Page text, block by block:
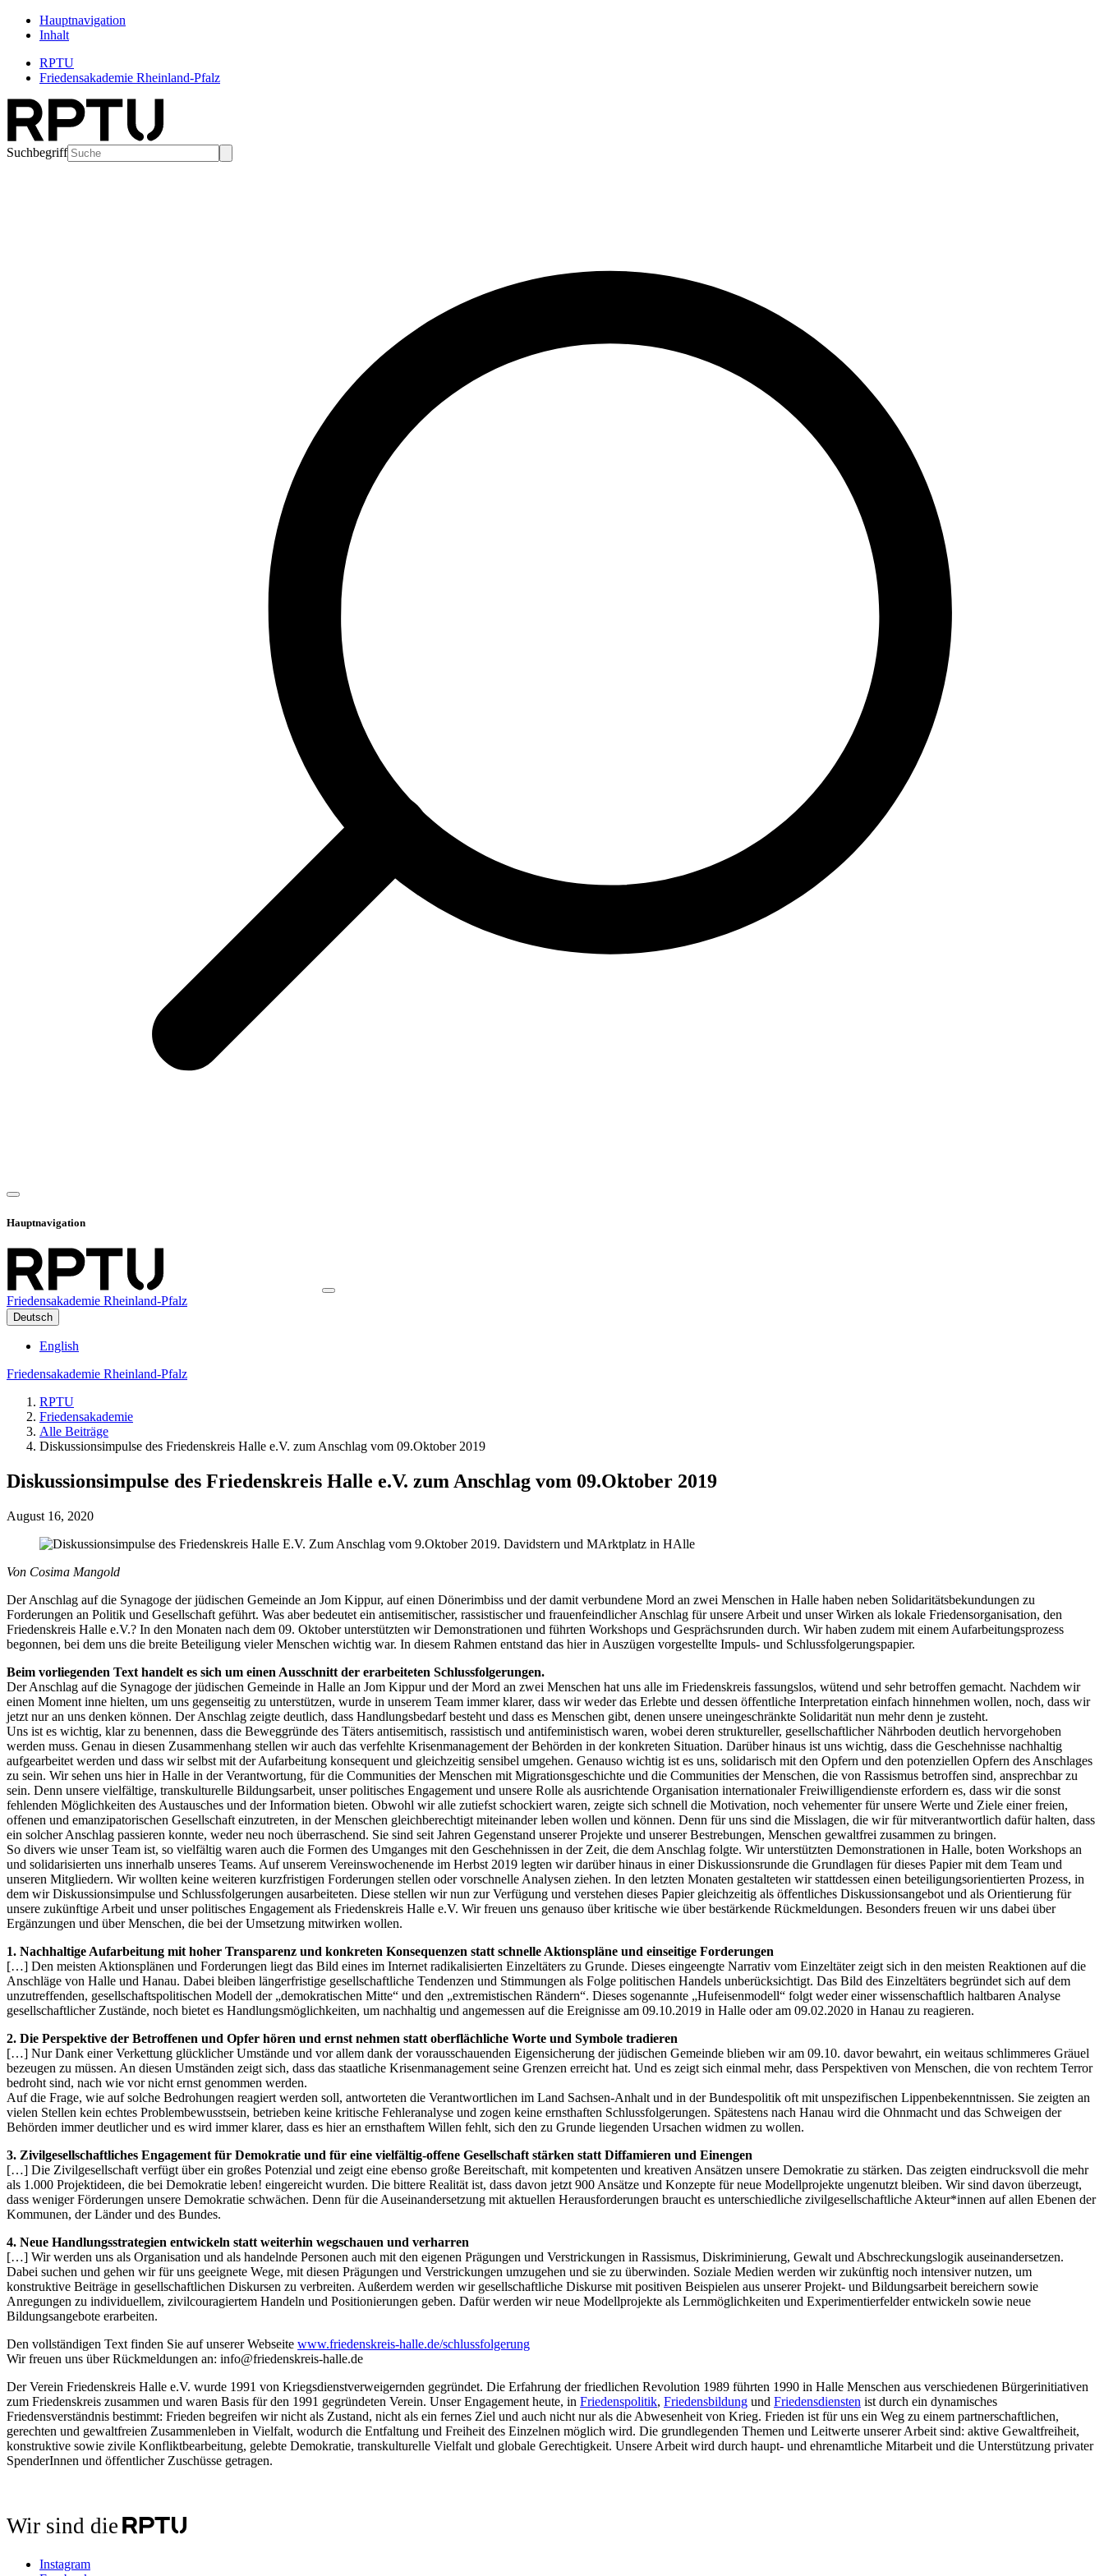
Hauptnavigation
Inhalt
RPTU
Friedensakademie Rheinland-Pfalz
Suchbegriff
Hauptnavigation
Friedensakademie Rheinland-Pfalz
Deutsch
English
Friedensakademie Rheinland-Pfalz
RPTU
Friedensakademie
Alle Beiträge
Diskussionsimpulse des Friedenskreis Halle e.V. zum Anschlag vom 09.Oktober 2019
Diskussionsimpulse des Friedenskreis Halle e.V. zum Anschlag vom 09.Oktober 2019
August 16, 2020
Von Cosima Mangold
Der Anschlag auf die Synagoge der jüdischen Gemeinde an Jom Kippur, auf einen Dönerimbiss und der damit verbundene Mord an zwei Menschen in Halle haben neben Solidaritätsbekundungen zu
Forderungen an Politik und Gesellschaft geführt. Was aber bedeutet ein antisemitischer, rassistischer und frauenfeindlicher Anschlag für unsere Arbeit und unser Wirken als lokale Friedensorganisation, den
Friedenskreis Halle e.V.? In den Monaten nach dem 09. Oktober unterstützten wir Demonstrationen und führten Workshops und Gesprächsrunden durch. Wir haben zudem mit einem Aufarbeitungsprozess
begonnen, bei dem uns die breite Beteiligung vieler Menschen wichtig war. In diesem Rahmen entstand das hier in Auszügen vorgestellte Impuls- und Schlussfolgerungspapier.
Beim vorliegenden Text handelt es sich um einen Ausschnitt der erarbeiteten Schlussfolgerungen.
Der Anschlag auf die Synagoge der jüdischen Gemeinde in Halle an Jom Kippur und der Mord an zwei Menschen hat uns alle im Friedenskreis fassungslos, wütend und sehr betroffen gemacht. Nachdem wir
einen Moment inne hielten, um uns gegenseitig zu unterstützen, wurde in unserem Team immer klarer, dass wir weder das Erlebte und dessen öffentliche Interpretation einfach hinnehmen wollen, noch, dass wir
jetzt nur an uns denken können. Der Anschlag zeigte deutlich, dass Handlungsbedarf besteht und dass es Menschen gibt, denen unsere uneingeschränkte Solidarität nun mehr denn je zusteht.
Uns ist es wichtig, klar zu benennen, dass die Beweggründe des Täters antisemitisch, rassistisch und antifeministisch waren, wobei deren struktureller, gesellschaftlicher Nährboden deutlich hervorgehoben
werden muss. Genau in diesen Zusammenhang stellen wir auch das verfehlte Krisenmanagement der Behörden in der konkreten Situation. Darüber hinaus ist uns wichtig, dass die Geschehnisse nachhaltig
aufgearbeitet werden und dass wir selbst mit der Aufarbeitung konsequent und gleichzeitig sensibel umgehen. Genauso wichtig ist es uns, solidarisch mit den Opfern und den potenziellen Opfern des Anschlages
zu sein. Wir sehen uns hier in Halle in der Verantwortung, für die Communities der Menschen mit Migrationsgeschichte und die Communities der Menschen, die von Rassismus betroffen sind, ansprechbar zu
sein. Denn unsere vielfältige, transkulturelle Bildungsarbeit, unser politisches Engagement und unsere Rolle als ausrichtende Organisation internationaler Freiwilligendienste erfordern es, dass wir die sonst
fehlenden Möglichkeiten des Austausches und der Information bieten. Obwohl wir alle zutiefst schockiert waren, zeigte sich schnell die Motivation, noch vehementer für unsere Werte und Ziele einer freien,
offenen und emanzipatorischen Gesellschaft einzutreten, in der Menschen gleichberechtigt miteinander leben wollen und können. Denn für uns sind die Misslagen, die wir für mitverantwortlich dafür halten, dass
ein solcher Anschlag passieren konnte, weder neu noch überraschend. Sie sind seit Jahren Gegenstand unserer Projekte und unserer Bestrebungen, Menschen gewaltfrei zusammen zu bringen.
So divers wie unser Team ist, so vielfältig waren auch die Formen des Umganges mit den Geschehnissen in der Zeit, die dem Anschlag folgte. Wir unterstützten Demonstrationen in Halle, boten Workshops an
und solidarisierten uns innerhalb unseres Teams. Auf unserem Vereinswochenende im Herbst 2019 legten wir darüber hinaus in einer Diskussionsrunde die Grundlagen für dieses Papier mit dem Team und
unseren Mitgliedern. Wir wollten keine weiteren kurzfristigen Forderungen stellen oder vorschnelle Analysen ziehen. In den letzten Monaten gestalteten wir stattdessen einen beteiligungsorientierten Prozess, in
dem wir Diskussionsimpulse und Schlussfolgerungen ausarbeiteten. Diese stellen wir nun zur Verfügung und verstehen dieses Papier gleichzeitig als öffentliches Diskussionsangebot und als Orientierung für
unsere zukünftige Arbeit und unser politisches Engagement als Friedenskreis Halle e.V. Wir freuen uns genauso über kritische wie über bestärkende Rückmeldungen. Besonders freuen wir uns dabei über
Ergänzungen und über Menschen, die bei der Umsetzung mitwirken wollen.
1. Nachhaltige Aufarbeitung mit hoher ­Transparenz und konkreten Konsequenzen statt schnelle Aktionspläne und einseitige Forderungen
[…] Den meisten Aktionsplänen und Forderungen liegt das Bild eines im Internet radikalisierten Einzeltäters zu Grunde. Dieses eingeengte Narrativ vom Einzeltäter zeigt sich in den meisten Reaktionen auf die
Anschläge von Halle und Hanau. Dabei bleiben längerfristige gesellschaftliche Tendenzen und Stimmungen als Folge politischen Handels unberücksichtigt. Das Bild des Einzeltäters begründet sich auf dem
unzutreffenden, gesellschaftspolitischen Modell der „demokratischen Mitte“ und den „extremistischen Rändern“. Dieses sogenannte „Hufeisenmodell“ folgt weder einer wissenschaftlich haltbaren Analyse
gesellschaftlicher Zustände, noch bietet es Handlungsmöglichkeiten, um nachhaltig und angemessen auf die Ereignisse am 09.10.2019 in Halle oder am 09.02.2020 in Hanau zu reagieren.
2. Die Perspektive der Betroffenen und Opfer hören und ernst nehmen statt oberflächliche Worte und Symbole tradieren
[…] Nur Dank einer Verkettung glücklicher Umstände und vor allem dank der vorausschauenden Eigensicherung der jüdischen Gemeinde blieben wir am 09.10. davor bewahrt, ein weitaus schlimmeres Gräuel
bezeugen zu müssen. An diesen Umständen zeigt sich, dass das staatliche Krisenmanagement seine Grenzen erreicht hat. Und es zeigt sich einmal mehr, dass Perspektiven von Menschen, die von rechtem Terror
bedroht sind, nach wie vor nicht ernst genommen werden.
Auf die Frage, wie auf solche Bedrohungen reagiert werden soll, antworteten die Verantwortlichen im Land Sachsen-Anhalt und in der Bundespolitik oft mit unspezifischen Lippenbekenntnissen. Sie zeigten an
vielen Stellen kein echtes Problembewusstsein, betrieben keine kritische Fehleranalyse und zogen keine ernsthaften Schlussfolgerungen. Spätestens nach Hanau wird die Ohnmacht und das Schweigen der
Behörden immer deutlicher und es wird immer klarer, dass es hier an ernsthaftem Willen fehlt, sich den zu Grunde liegenden Ursachen widmen zu wollen.
3. Zivilgesellschaftliches Engagement für Demokratie und für eine vielfältig-offene Gesellschaft stärken statt Diffamieren und Einengen
[…] Die Zivilgesellschaft verfügt über ein großes Potenzial und zeigt eine ebenso große Bereitschaft, mit kompetenten und kreativen Ansätzen unsere Demokratie zu stärken. Das zeigten eindrucksvoll die mehr
als 1.000 Projektideen, die bei Demokratie leben! eingereicht wurden. Die bittere Realität ist, dass davon jetzt 900 Ansätze und Konzepte für neue Modellprojekte ungenutzt bleiben. Wir sind davon überzeugt,
dass weniger Förderungen unsere Demokratie schwächen. Denn für die Auseinandersetzung mit aktuellen Herausforderungen braucht es unterschiedliche zivilgesellschaftliche Akteur*innen auf allen Ebenen der
Kommunen, der Länder und des Bundes.
4. Neue Handlungsstrategien entwickeln statt weiterhin wegschauen und verharren
[…] Wir werden uns als Organisation und als handelnde Personen auch mit den eigenen Prägungen und Verstrickungen in Rassismus, Diskriminierung, Gewalt und Abschreckungslogik auseinandersetzen.
Dabei suchen und gehen wir für uns geeignete Wege, mit diesen Prägungen und Verstrickungen umzugehen und sie zu überwinden. Soziale Medien werden wir zukünftig noch intensiver nutzen, um
konstruktive Beiträge in gesellschaftlichen Diskursen zu verbreiten. Außerdem werden wir gesellschaftliche Diskurse mit positiven Beispielen aus unserer Projekt- und Bildungsarbeit bereichern sowie
Anregungen zu individuellem, zivilcouragiertem Handeln und Positionierungen geben. Dafür werden wir neue Modellprojekte als Lernmöglichkeiten und Experimentierfelder entwickeln sowie neue
Bildungsangebote erarbeiten.
Den vollständigen Text finden Sie auf ­unserer Webseite www.friedenskreis-halle.de/schlussfolgerung
Wir freuen uns über Rückmeldungen an: info@friedenskreis-halle.de
Der Verein Friedenskreis Halle e.V. wurde 1991 von Kriegsdienstverweigernden gegründet. Die Erfahrung der friedlichen Revolution 1989 führten 1990 in Halle Menschen aus verschiedenen Bürgerinitiativen
zum Friedenskreis zusammen und waren Basis für den 1991 gegründeten Verein. Unser Engagement heute, in Friedenspolitik, Friedensbildung und Friedensdiensten ist durch ein dynamisches
Friedensverständnis bestimmt: Frieden begreifen wir nicht als Zustand, nicht als ein fernes Ziel und auch nicht nur als die Abwesenheit von Krieg. Frieden ist für uns ein Weg zu einem partnerschaftlichen,
gerechten und gewaltfreien Zusammenleben in Vielfalt, wodurch die Entfaltung und Freiheit des Einzelnen möglich wird. Die grundlegenden Themen und Leitwerte unserer Arbeit sind: aktive Gewaltfreiheit,
konstruktive sowie zivile Konfliktbearbeitung, gelebte Demokratie, transkulturelle Vielfalt und globale Gerechtigkeit. Unsere Arbeit wird durch haupt- und ehrenamtliche Mitarbeit und die Unterstützung privater
SpenderInnen und öffentlicher Zuschüsse getragen.
Wir sind die
Instagram